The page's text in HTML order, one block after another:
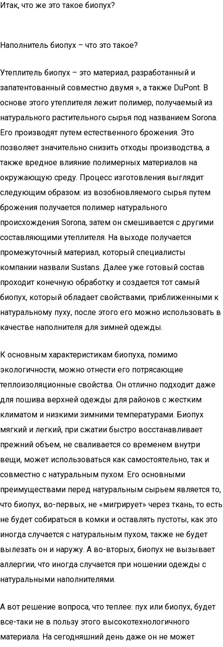
Итак, что же это такое биопух?
Наполнитель биопух – что это такое?
Утеплитель биопух – это материал, разработанный и
запатентованный совместно двумя », а также DuPont. В
основе этого утеплителя лежит полимер, получаемый из
натурального растительного сырья под названием Sorona.
Его производят путем естественного брожения. Это
позволяет значительно снизить отходы производства, а
также вредное влияние полимерных материалов на
окружающую среду. Процесс изготовления выглядит
следующим образом: из возобновляемого сырья путем
брожения получается полимер натурального
происхождения Sorona, затем он смешивается с другими
составляющими утеплителя. На выходе получается
промежуточный материал, который специалисты
компании назвали Sustans. Далее уже готовый состав
проходит конечную обработку и создается тот самый
биопух, который обладает свойствами, приближенными к
натуральному пуху, после этого его можно использовать в
качестве наполнителя для зимней одежды.
К основным характеристикам биопуха, помимо
экологичности, можно отнести его потрясающие
теплоизоляционные свойства. Он отлично подходит даже
для пошива верхней одежды для районов с жестким
климатом и низкими зимними температурами. Биопух
мягкий и легкий, при сжатии быстро восстанавливает
прежний объем, не сваливается со временем внутри
вещи, может использоваться как самостоятельно, так и
совместно с натуральным пухом. Его основными
преимуществами перед натуральным сырьем является то,
что биопух, во-первых, не «мигрирует» через ткань, то есть
не будет собираться в комки и оставлять пустоты, как это
иногда случается с натуральным пухом, также не будет
вылезать он и наружу. А во-вторых, биопух не вызывает
аллергии, что иногда случается при ношении одежды с
натуральными наполнителями.
А вот решение вопроса, что теплее: пух или биопух, будет
все-таки не в пользу этого высокотехнологичного
материала. На сегодняшний день даже он не может